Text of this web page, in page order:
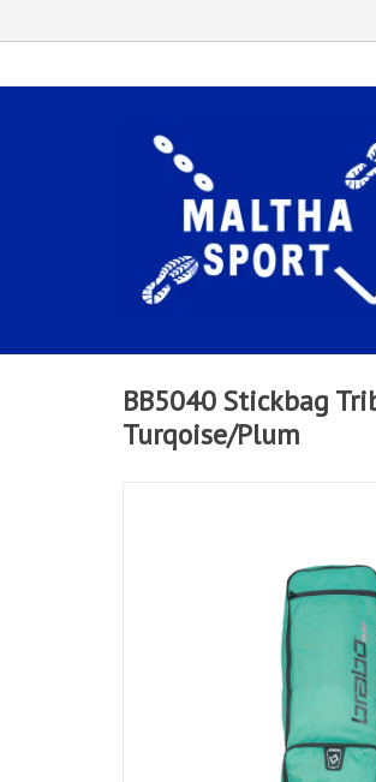
BB5040 Stickbag
Turqoise/Plum